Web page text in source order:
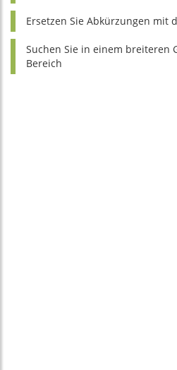
Ersetzen Sie Abkürzungen mit
Suchen Sie in einem breiteren
Bereich